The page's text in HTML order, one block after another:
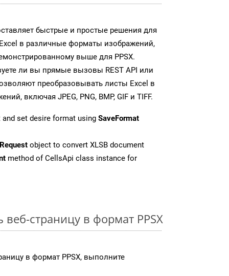
быстрые и простые решения для
в различные форматы изображений,
выше для PPSX.
ли вы прямые вызовы REST API или
преобразовывать листы Excel в
включая JPEG, PNG, BMP, GIF и TIFF.
set desire format using SaveFormat
object to convert XLSB document
method of CellsApi class instance for
веб-страницу в формат PPSX
в формат PPSX, выполните